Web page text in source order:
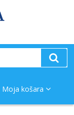
Moja košara